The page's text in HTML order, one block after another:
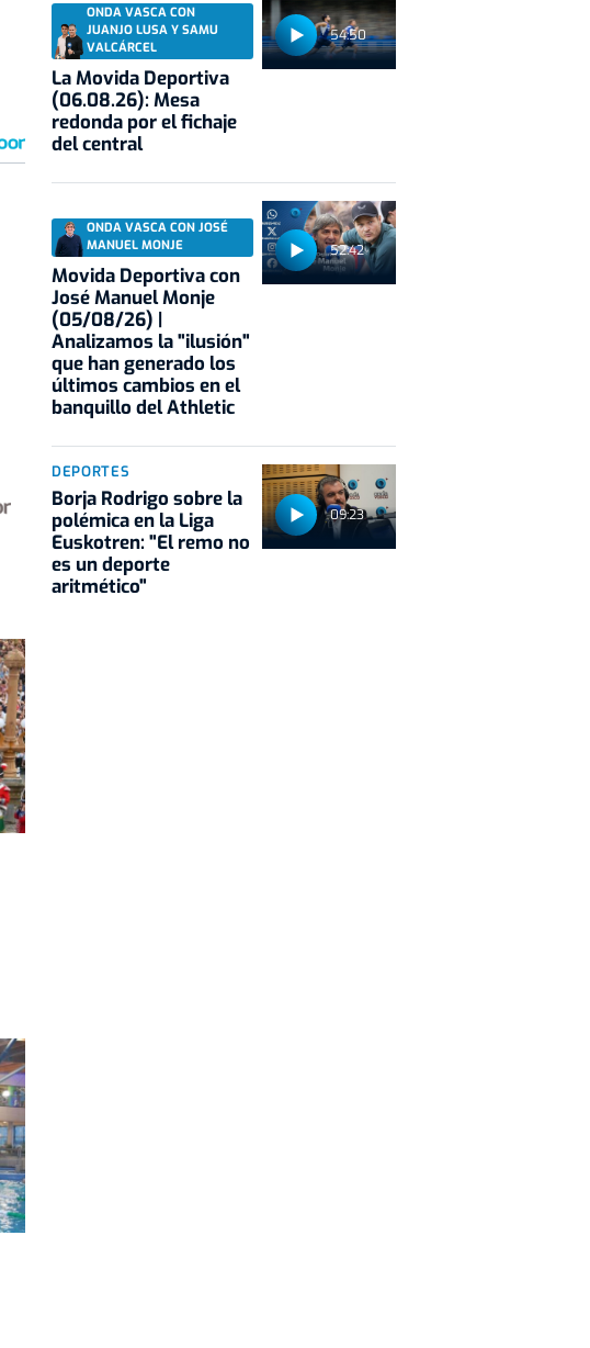
54:50
ONDA VASCA CON
JUANJO LUSA Y SAMU
VALCÁRCEL
La Movida Deportiva
(06.08.26): Mesa
redonda por el fichaje
del central
52:42
ONDA VASCA CON JOSÉ
MANUEL MONJE
Movida Deportiva con
José Manuel Monje
(05/08/26) |
Analizamos la "ilusión"
que han generado los
últimos cambios en el
banquillo del Athletic
09:23
DEPORTES
Borja Rodrigo sobre la
polémica en la Liga
Euskotren: "El remo no
es un deporte
aritmético"